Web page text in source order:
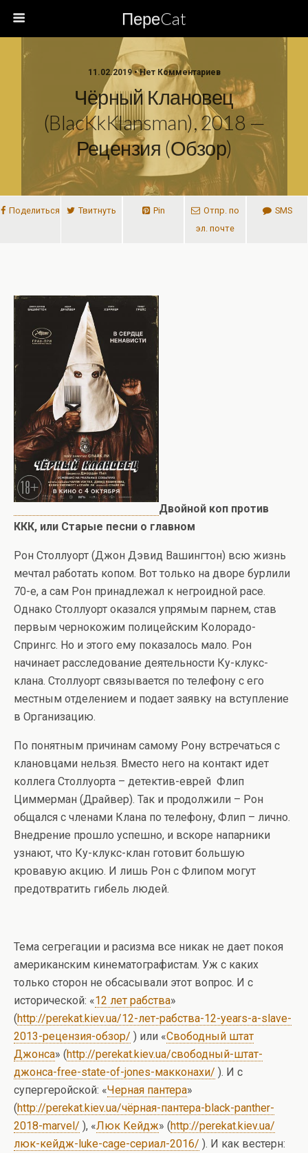
ПереCat
11.02.2019 • Нет Комментариев
Чёрный Клановец
(BlacKkKlansman), 2018 —
Рецензия (обзор)
Поделиться Твитнуть Pin
Отпр. по
эл. почте
SMS
Двойной коп против
ККК, или Старые песни о главном
Рон Столлуорт (Джон Дэвид Вашингтон) всю жизнь
мечтал работать копом. Вот только на дворе бурлили
70-е, а сам Рон принадлежал к негроидной расе.
Однако Столлуорт оказался упрямым парнем, став
первым чернокожим полицейским Колорадо-
Спрингс. Но и этого ему показалось мало. Рон
начинает расследование деятельности Ку-клукс-
клана. Столлуорт связывается по телефону с его
местным отделением и подает заявку на вступление
в Организацию.
По понятным причинам самому Рону встречаться с
клановцами нельзя. Вместо него на контакт идет
коллега Столлуорта – детектив-еврей Флип
Циммерман (Драйвер). Так и продолжили – Рон
общался с членами Клана по телефону, Флип – лично.
Внедрение прошло успешно, и вскоре напарники
узнают, что Ку-клукс-клан готовит большую
кровавую акцию. И лишь Рон с Флипом могут
предотвратить гибель людей.
Тема сегрегации и расизма все никак не дает покоя
американским кинематографистам. Уж с каких
только сторон не обсасывали этот вопрос. И с
исторической: «12 лет рабства»
(http://perekat.kiev.ua/12-лет-рабства-12-years-a-slave-
2013-рецензия-обзор/ ) или «Свободный штат
Джонса» (http://perekat.kiev.ua/свободный-штат-
джонса-free-state-of-jones-макконахи/ ). И с
супергеройской: «Черная пантера»
(http://perekat.kiev.ua/чёрная-пантера-black-panther-
2018-marvel/ ), «Люк Кейдж» (http://perekat.kiev.ua/
люк-кейдж-luke-cage-сериал-2016/ ). И как вестерн: